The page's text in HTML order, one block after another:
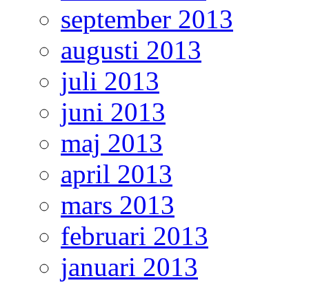
september 2013
augusti 2013
juli 2013
juni 2013
maj 2013
april 2013
mars 2013
februari 2013
januari 2013